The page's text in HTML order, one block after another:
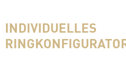
INDIVIDUELLES